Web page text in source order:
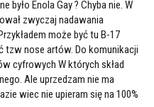
było Enola Gay ? Chyba nie. W
zwyczaj nadawania
może być tu B-17
tzw nose artów. Do komunikacji
cyfrowych W których skład
Ale uprzedzam nie ma
wiec nie upieram się na 100%